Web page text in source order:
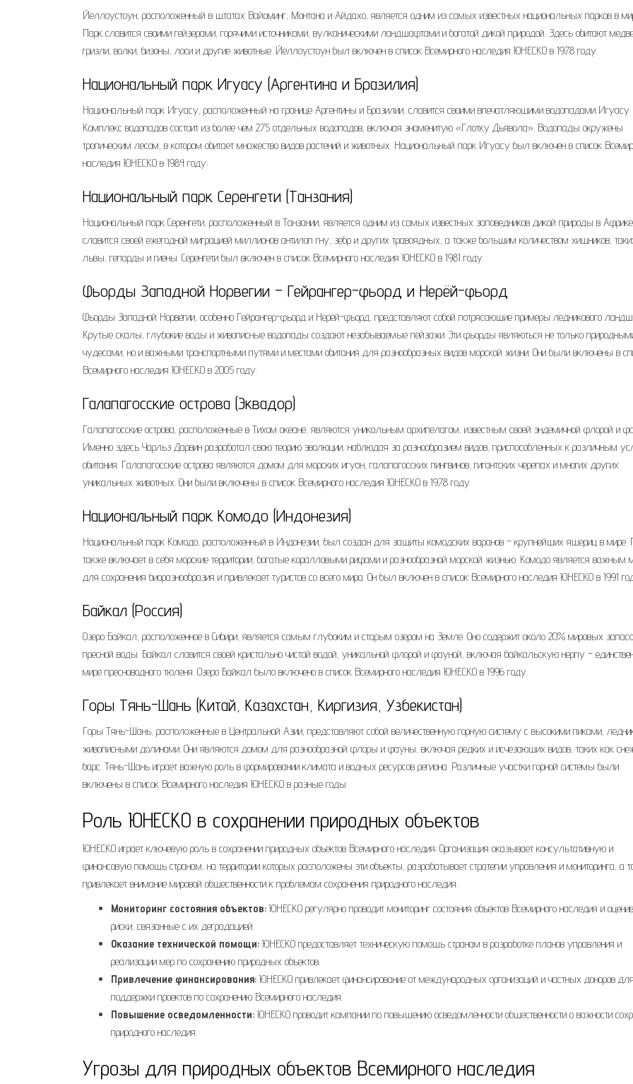
Йеллоустоун, расположенный в штатах Вайоминг, Монтана и Айдахо, является одним из самых известных национальных парков в
Парк славится своими гейзерами, горячими источниками, вулканическими ландшафтами и богатой дикой природой. Здесь обитают
гризли, волки, бизоны, лоси и другие животные. Йеллоустоун был включен в список Всемирного наследия ЮНЕСКО в 1978 году.
Национальный парк Игуасу (Аргентина и Бразилия)
Национальный парк Игуасу, расположенный на границе Аргентины и Бразилии, славится своими впечатляющими водопадами Игуасу.
Комплекс водопадов состоит из более чем 275 отдельных водопадов, включая знаменитую «Глотку Дьявола». Водопады окружены
тропическим лесом, в котором обитает множество видов растений и животных. Национальный парк Игуасу был включен в список
наследия ЮНЕСКО в 1984 году;
Национальный парк Серенгети (Танзания)
Национальный парк Серенгети, расположенный в Танзании, является одним из самых известных заповедников дикой природы в
славится своей ежегодной миграцией миллионов антилоп гну, зебр и других травоядных, а также большим количеством хищников,
львы, гепарды и гиены. Серенгети был включен в список Всемирного наследия ЮНЕСКО в 1981 году.
Фьорды Западной Норвегии – Гейрангер-фьорд и Нерёй-фьорд
Фьорды Западной Норвегии, особенно Гейрангер-фьорд и Нерёй-фьорд, представляют собой потрясающие примеры ледникового
Крутые скалы, глубокие воды и живописные водопады создают незабываемые пейзажи. Эти фьорды являються не только
чудесами, но и важными транспортными путями и местами обитания для разнообразных видов морской жизни. Они были включены в
Всемирного наследия ЮНЕСКО в 2005 году.
Галапагосские острова (Эквадор)
Галапагосские острова, расположенные в Тихом океане, являются уникальным архипелагом, известным своей эндемичной флорой и
Именно здесь Чарльз Дарвин разработал свою теорию эволюции, наблюдая за разнообразием видов, приспособленных к различным
обитания. Галапагосские острова являются домом для морских игуан, галапагосских пингвинов, гигантских черепах и многих других
уникальных животных. Они были включены в список Всемирного наследия ЮНЕСКО в 1978 году.
Национальный парк Комодо (Индонезия)
Национальный парк Комодо, расположенный в Индонезии, был создан для защиты комодских варанов – крупнейших ящериц в мире.
также включает в себя морские территории, богатые коралловыми рифами и разнообразной морской жизнью. Комодо является важным
для сохранения биоразнообразия и привлекает туристов со всего мира. Он был включен в список Всемирного наследия ЮНЕСКО в 1991
Байкал (Россия)
Озеро Байкал, расположенное в Сибири, является самым глубоким и старым озером на Земле. Оно содержит около 20% мировых
пресной воды. Байкал славится своей кристально чистой водой, уникальной флорой и фауной, включая байкальскую нерпу –
мире пресноводного тюленя. Озеро Байкал было включено в список Всемирного наследия ЮНЕСКО в 1996 году.
Горы Тянь-Шань (Китай, Казахстан, Киргизия, Узбекистан)
Горы Тянь-Шань, расположенные в Центральной Азии, представляют собой величественную горную систему с высокими пиками,
живописными долинами. Они являются домом для разнообразной флоры и фауны, включая редких и исчезающих видов, таких как
барс. Тянь-Шань играет важную роль в формировании климата и водных ресурсов региона. Различные участки горной системы были
включены в список Всемирного наследия ЮНЕСКО в разные годы.
Роль ЮНЕСКО в сохранении природных объектов
ЮНЕСКО играет ключевую роль в сохранении природных объектов Всемирного наследия; Организация оказывает консультативную и
финансовую помощь странам, на территории которых расположены эти объекты, разрабатывает стратегии управления и мониторинга, а
привлекает внимание мировой общественности к проблемам сохранения природного наследия.
Мониторинг состояния объектов: ЮНЕСКО регулярно проводит мониторинг состояния объектов Всемирного наследия и
риски, связанные с их деградацией.
Оказание технической помощи: ЮНЕСКО предоставляет техническую помощь странам в разработке планов управления и
реализации мер по сохранению природных объектов.
Привлечение финансирования: ЮНЕСКО привлекает финансирование от международных организаций и частных доноров для
поддержки проектов по сохранению Всемирного наследия.
Повышение осведомленности: ЮНЕСКО проводит кампании по повышению осведомленности общественности о важности
природного наследия.
Угрозы для природных объектов Всемирного наследия